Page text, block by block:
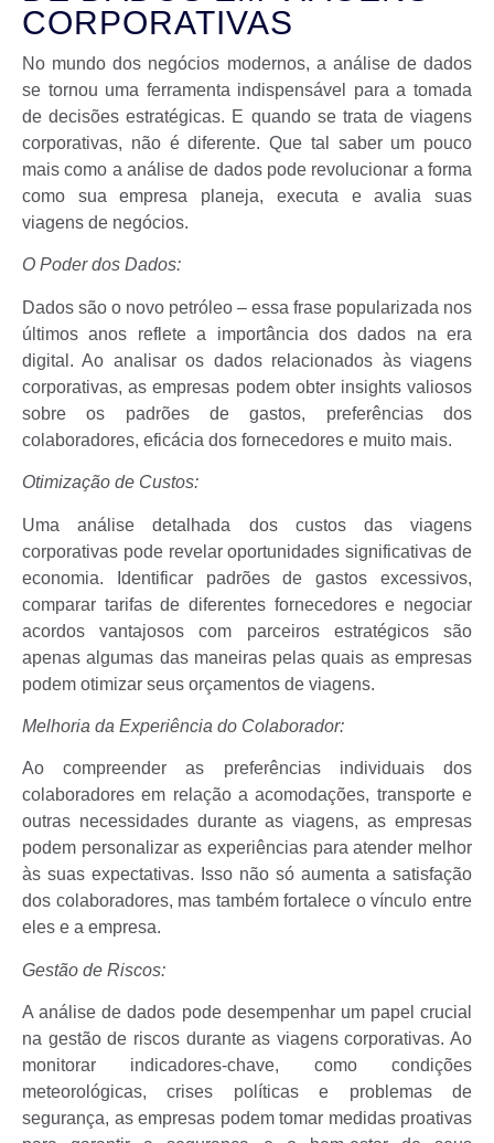
CORPORATIVAS
No mundo dos negócios modernos, a análise de dados
se tornou uma ferramenta indispensável para a tomada
de decisões estratégicas. E quando se trata de viagens
corporativas, não é diferente. Que tal saber um pouco
mais como a análise de dados pode revolucionar a forma
como sua empresa planeja, executa e avalia suas
viagens de negócios.
O Poder dos Dados:
Dados são o novo petróleo – essa frase popularizada nos
últimos anos reflete a importância dos dados na era
digital. Ao analisar os dados relacionados às viagens
corporativas, as empresas podem obter insights valiosos
sobre os padrões de gastos, preferências dos
colaboradores, eficácia dos fornecedores e muito mais.
Otimização de Custos:
Uma análise detalhada dos custos das viagens
corporativas pode revelar oportunidades significativas de
economia. Identificar padrões de gastos excessivos,
comparar tarifas de diferentes fornecedores e negociar
acordos vantajosos com parceiros estratégicos são
apenas algumas das maneiras pelas quais as empresas
podem otimizar seus orçamentos de viagens.
Melhoria da Experiência do Colaborador:
Ao compreender as preferências individuais dos
colaboradores em relação a acomodações, transporte e
outras necessidades durante as viagens, as empresas
podem personalizar as experiências para atender melhor
às suas expectativas. Isso não só aumenta a satisfação
dos colaboradores, mas também fortalece o vínculo entre
eles e a empresa.
Gestão de Riscos:
A análise de dados pode desempenhar um papel crucial
na gestão de riscos durante as viagens corporativas. Ao
monitorar indicadores-chave, como condições
meteorológicas, crises políticas e problemas de
segurança, as empresas podem tomar medidas proativas